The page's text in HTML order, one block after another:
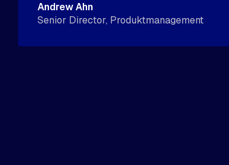
Andrew Ahn
Senior Director, Produktmanagement